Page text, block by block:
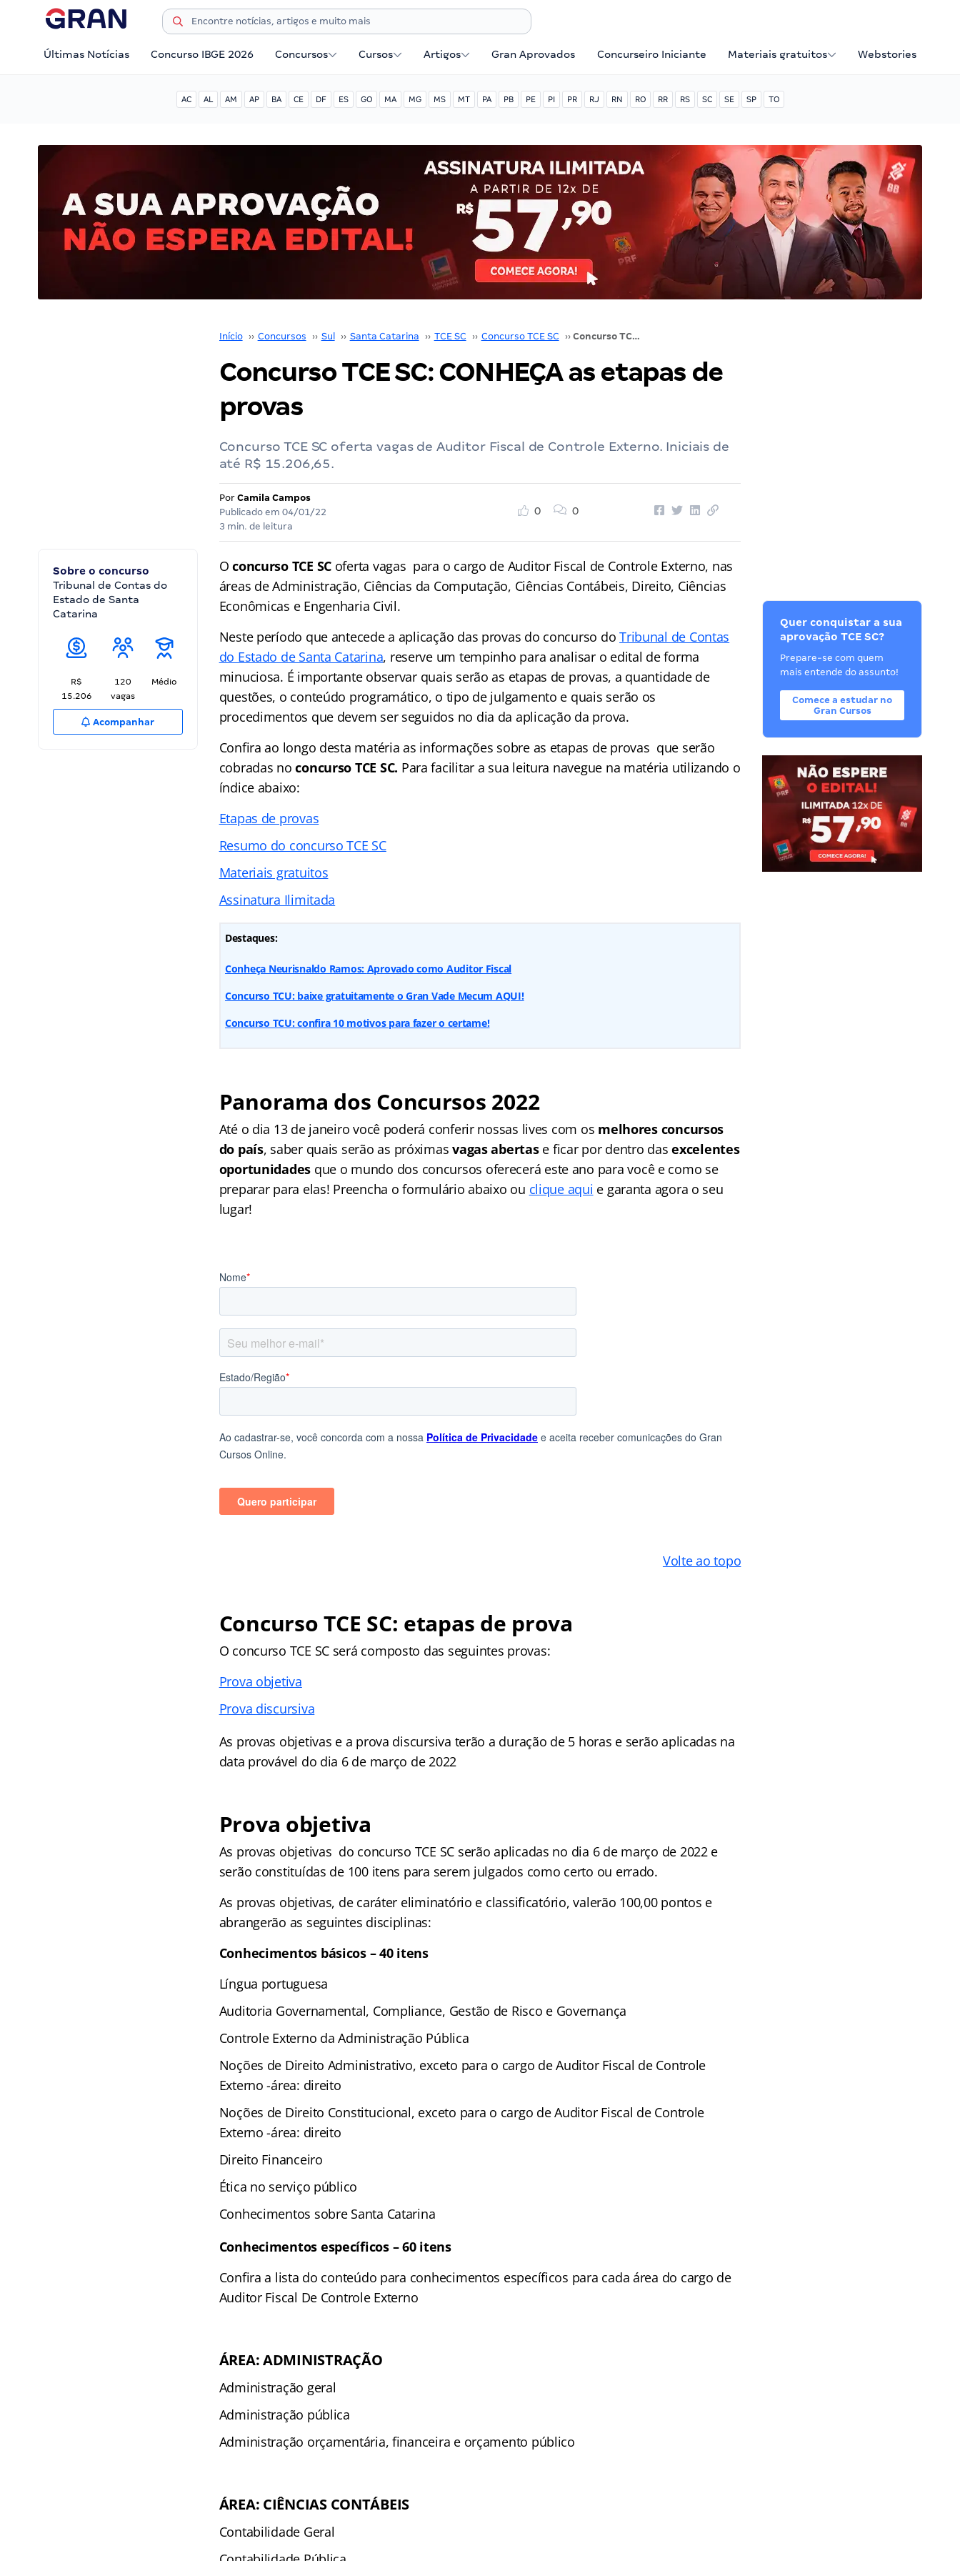
Últimas Notícias Concurso IBGE 2026 Concursos Cursos Artigos Gran Aprovados Concurseiro Iniciante Materiais gratuitos Webstories
AC AL AM AP BA CE DF ES GO MA MG MS MT PA PB PE PI PR RJ RN RO RR RS SC SE SP TO
Início ›› Concursos ›› Sul ›› Santa Catarina ›› TCE SC ›› Concurso TCE SC ›› Concurso TCE SC: CONHEÇA as etapas de provas
Concurso TCE SC: CONHEÇA as etapas de
provas
Concurso TCE SC oferta vagas de Auditor Fiscal de Controle Externo. Iniciais de
até R$ 15.206,65.
Por Camila Campos
Publicado em 04/01/22
3 min. de leitura
0 0
Sobre o concurso
Tribunal de Contas do
Estado de Santa
Catarina
R$
15.206
120
vagas
Médio
Acompanhar
Oconcurso TCE SC oferta vagas para o cargo de Auditor Fiscal de Controle Externo, nas
áreas de Administração, Ciências da Computação, Ciências Contábeis, Direito, Ciências
Econômicas e Engenharia Civil.
Neste período que antecede a aplicação das provas do concurso doTribunal de Contas
do Estado de Santa Catarina, reserve um tempinho para analisar o edital de forma
minuciosa. É importante observar quais serão as etapas de provas, a quantidade de
questões, o conteúdo programático, o tipo de julgamento e quais serão os
procedimentos que devem ser seguidos no dia da aplicação da prova.
Confira ao longo desta matéria as informações sobre as etapas de provas que serão
cobradas noconcurso TCE SC. Para facilitar a sua leitura navegue na matéria utilizando o
índice abaixo:
Etapas de provas
Resumo do concurso TCE SC
Materiais gratuitos
Assinatura Ilimitada
Destaques:
Conheça Neurisnaldo Ramos: Aprovado como Auditor Fiscal
Concurso TCU: baixe gratuitamente o Gran Vade Mecum AQUI!
Concurso TCU: confira 10 motivos para fazer o certame!
Panorama dos Concursos 2022
Até o dia 13 de janeiro você poderá conferir nossas lives com os melhores concursos
do país, saber quais serão as próximasvagas abertase ficar por dentro dasexcelentes
oportunidades que o mundo dos concursos oferecerá este ano para você e como se
preparar para elas! Preencha o formulário abaixo ou clique aqui e garanta agora o seu
lugar!
Volte ao topo
Concurso TCE SC: etapas de prova
O concurso TCE SC será composto das seguintes provas:
Prova objetiva
Prova discursiva
As provas objetivas e a prova discursiva terão a duração de 5 horas e serão aplicadas na
data provável do dia 6 de março de 2022
Prova objetiva
As provas objetivas do concurso TCE SC serão aplicadas no dia 6 de março de 2022 e
serão constituídas de 100 itens para serem julgados como certo ou errado.
As provas objetivas, de caráter eliminatório e classificatório, valerão 100,00 pontos e
abrangerão as seguintes disciplinas:
Conhecimentos básicos – 40 itens
Língua portuguesa
Auditoria Governamental, Compliance, Gestão de Risco e Governança
Controle Externo da Administração Pública
Noções de Direito Administrativo, exceto para o cargo de Auditor Fiscal de Controle
Externo -área: direito
Noções de Direito Constitucional, exceto para o cargo de Auditor Fiscal de Controle
Externo -área: direito
Direito Financeiro
Ética no serviço público
Conhecimentos sobre Santa Catarina
Conhecimentos específicos – 60 itens
Confira a lista do conteúdo para conhecimentos específicos para cada área do cargo de
Auditor Fiscal De Controle Externo
ÁREA: ADMINISTRAÇÃO
Administração geral
Administração pública
Administração orçamentária, financeira e orçamento público
ÁREA: CIÊNCIAS CONTÁBEIS
Contabilidade Geral
Quer conquistar a sua
aprovação TCE SC?
Prepare-se com quem
mais entende do assunto!
Comece a estudar no
Gran Cursos